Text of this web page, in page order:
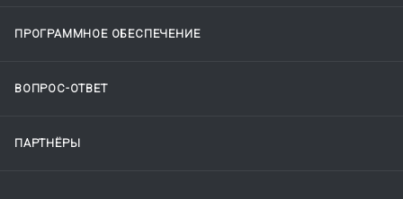
ПРОГРАММНОЕ ОБЕСПЕЧЕНИЕ
ВОПРОС-ОТВЕТ
ПАРТНЁРЫ